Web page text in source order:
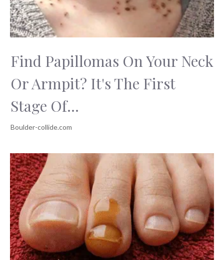
Find Papillomas On Your Neck
Or Armpit? It's The First
Stage Of...